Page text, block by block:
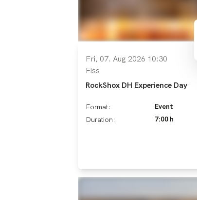
Fri, 07. Aug 2026 10:30
Fiss
RockShox DH Experience Day
Format:
Event
Duration:
7:00 h